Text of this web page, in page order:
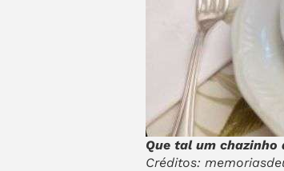
Que tal um chazinho
Créditos: